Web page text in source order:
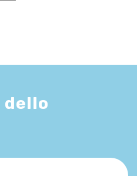
dello